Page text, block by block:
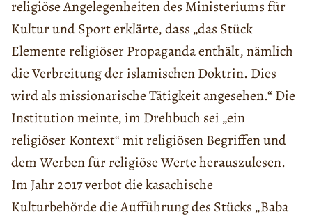
religiöse Angelegenheiten des Ministeriums für
Kultur und Sport erklärte, dass „das Stück
Elemente religiöser Propaganda enthält, nämlich
die Verbreitung der islamischen Doktrin. Dies
wird als missionarische Tätigkeit angesehen.“ Die
Institution meinte, im Drehbuch sei „ein
religiöser Kontext“ mit religiösen Begriffen und
dem Werben für religiöse Werte herauszulesen.
Im Jahr 2017 verbot die kasachische
Kulturbehörde die Aufführung des Stücks „Baba